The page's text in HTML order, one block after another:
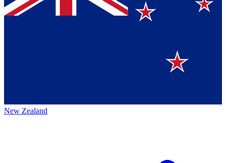
New Zealand